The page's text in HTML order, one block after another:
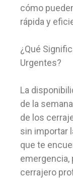
cómo
rápida y
¿Qué
Urgentes?
La
de la
de los
sin importar
que te
emergencia,
cerrajero